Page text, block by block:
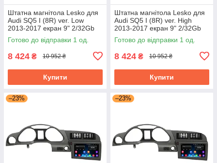
Штатна магнітола Lesko для
Audi SQ5 I (8R) ver. Low
2013-2017 екран 9" 2/32Gb
Wi-Fi GPS Base
Готово до відправки 1 од.
8 424 ₴ 10 952 ₴
Купити
Штатна магнітола Lesko для
Audi SQ5 I (8R) ver. High
2013-2017 екран 9" 2/32Gb
Wi-Fi GPS Base
Готово до відправки 1 од.
8 424 ₴ 10 952 ₴
Купити
–23% –23%